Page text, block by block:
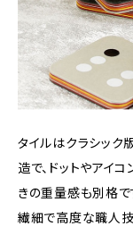
タイルはクラシック
造で、ドットやアイ
きの重量感も別格で
繊細で高度な職人